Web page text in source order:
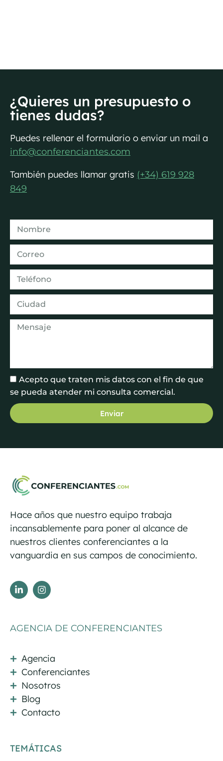
¿Quieres un presupuesto o
tienes dudas?
Puedes rellenar el formulario o enviar un mail a
info@conferenciantes.com
También puedes llamar gratis (+34) 619 928
849
Acepto que traten mis datos con el fin de que
se pueda atender mi consulta comercial.
Enviar
Hace años que nuestro equipo trabaja
incansablemente para poner al alcance de
nuestros clientes conferenciantes a la
vanguardia en sus campos de conocimiento.
AGENCIA DE CONFERENCIANTES
Agencia
Conferenciantes
Nosotros
Blog
Contacto
TEMÁTICAS